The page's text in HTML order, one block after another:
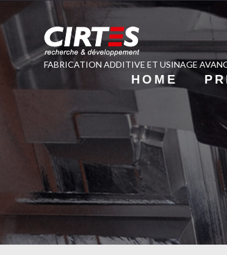
FABRICATION ADDITIVE ET USINAGE
HOME